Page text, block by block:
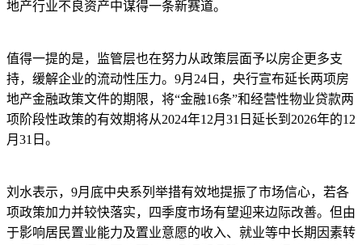
地产行业不良资产中谋得一条新赛道。
值得一提的是，监管层也在努力从政策层面予以房企更多支
持，缓解企业的流动性压力。9月24日，央行宣布延长两项房
地产金融政策文件的期限，将“金融16条”和经营性物业贷款两
项阶段性政策的有效期将从2024年12月31日延长到2026年的12
月31日。
刘水表示，9月底中央系列举措有效地提振了市场信心，若各
项政策加力并较快落实，四季度市场有望迎来边际改善。但由
于影响居民置业能力及置业意愿的收入、就业等中长期因素转